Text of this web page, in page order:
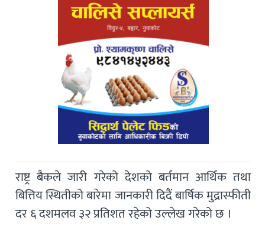
राष्ट्र बैकले जारी गरेको देशको बर्तमान आर्थिक तथा
बित्तिय स्थितीको बारेमा जानकारी दिदैं बार्षिक मुद्रास्फीती
दर ६ दशमलव ३२ प्रतिशत रहेको उल्लेख गरेको छ ।